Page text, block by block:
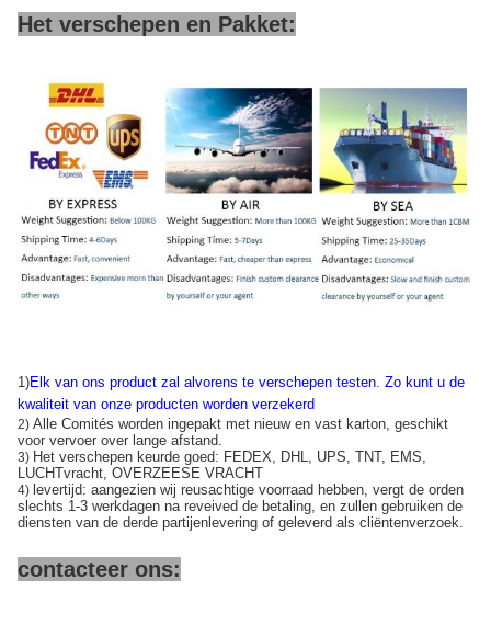
Het verschepen en Pakket:
1)Elk van ons product zal alvorens te verschepen testen. Zo kunt u de
kwaliteit van onze producten worden verzekerd
2) Alle Comités worden ingepakt met nieuw en vast karton, geschikt
voor vervoer over lange afstand.
3) Het verschepen keurde goed: FEDEX, DHL, UPS, TNT, EMS,
LUCHTvracht, OVERZEESE VRACHT
4) levertijd: aangezien wij reusachtige voorraad hebben, vergt de orden
slechts 1-3 werkdagen na reveived de betaling, en zullen gebruiken de
diensten van de derde partijenlevering of geleverd als cliëntenverzoek.
contacteer ons: